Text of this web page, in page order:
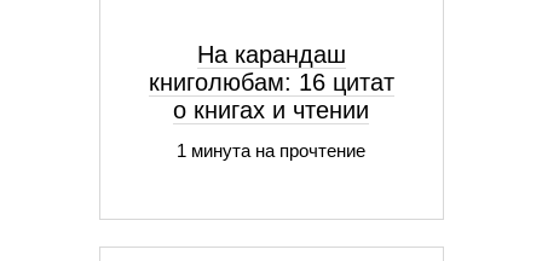
На карандаш
книголюбам: 16 цитат
о книгах и чтении
1 минута на прочтение